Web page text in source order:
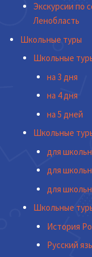
Экскурсии по
Ленобласть
Школьные туры
Школьные
на 3 дня
на 4 дня
на 5 дней
Школьные
для
для
для
Школьные
История
Русский